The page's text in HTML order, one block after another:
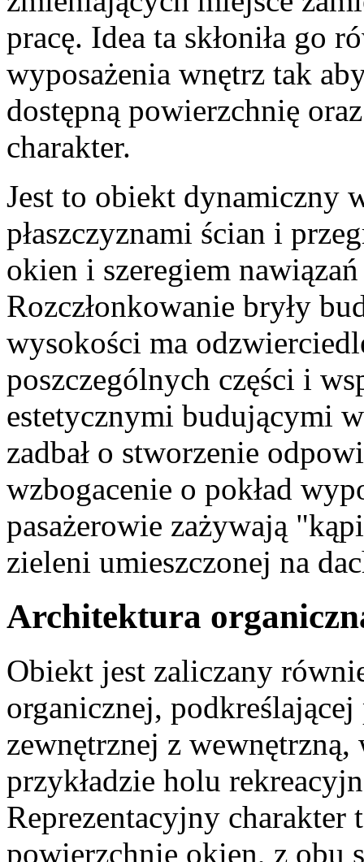
pracę. Idea ta skłoniła go
wyposażenia wnętrz tak
dostępną powierzchnię
charakter.
Jest to obiekt dynamiczny
płaszczyznami ścian i
okien i szeregiem
Rozczłonkowanie bryły
wysokości ma
poszczególnych części i
estetycznymi budującymi
zadbał o stworzenie
wzbogacenie o pokład
pasażerowie zażywają
zieleni umieszczonej na
Architektura
Obiekt jest zaliczany
organicznej,
zewnętrznej z
przykładzie holu
Reprezentacyjny charakter
powierzchnie okien, z obu